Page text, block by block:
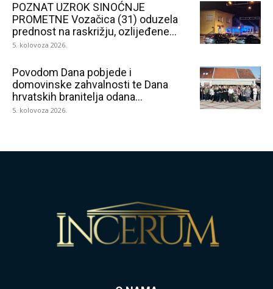
POZNAT UZROK SINOĆNJE
PROMETNE Vozačica (31) oduzela
prednost na raskrižju, ozlijeđene...
5. kolovoza 2026.
Povodom Dana pobjede i
domovinske zahvalnosti te Dana
hrvatskih branitelja odana...
5. kolovoza 2026.